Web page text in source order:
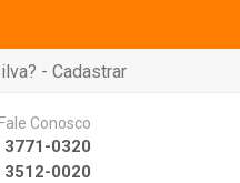
- Cadastrar
Fale Conosco
3771-0320
3512-0020